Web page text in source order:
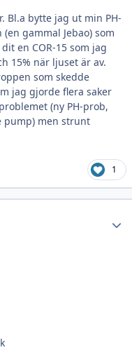
Bl.a bytte jag ut min PH-
gammal Jebao) som
en COR-15 som jag
15% när ljuset är av.
som skedde
jag gjorde flera saker
(ny PH-prob,
pump) men strunt
1